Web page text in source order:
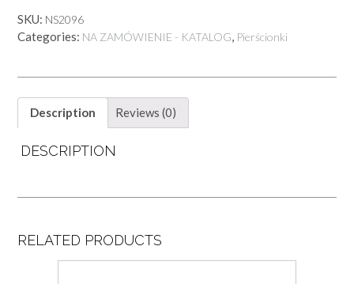
SKU: NS2096
Categories: NA ZAMÓWIENIE - KATALOG, Pierścionki
Description Reviews (0)
DESCRIPTION
RELATED PRODUCTS